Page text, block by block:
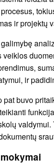
ir projektų
veiklos
ir
pat buvo